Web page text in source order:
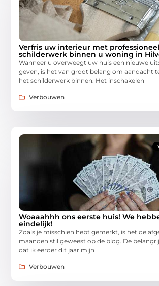
Verfris uw interieur met professioneel
schilderwerk binnen u woning in
Wanneer u overweegt uw huis een nieuwe
geven, is het van groot belang om aandacht
het schilderwerk binnen. Het inschakelen
Verbouwen
Woaaahhh ons eerste huis! We
eindelijk!
Zoals je misschien hebt gemerkt, is het de
maanden stil geweest op de blog. De
dat ik eerder dit jaar mijn
Verbouwen